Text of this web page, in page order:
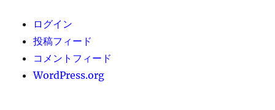
ログイン
投稿フィード
コメントフィード
WordPress.org